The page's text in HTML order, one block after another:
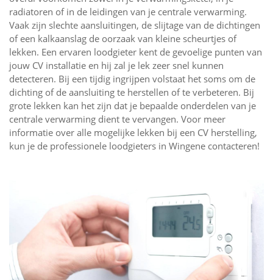
radiatoren of in de leidingen van je centrale verwarming.
Vaak zijn slechte aansluitingen, de slijtage van de dichtingen
of een kalkaanslag de oorzaak van kleine scheurtjes of
lekken. Een ervaren loodgieter kent de gevoelige punten van
jouw CV installatie en hij zal je lek zeer snel kunnen
detecteren. Bij een tijdig ingrijpen volstaat het soms om de
dichting of de aansluiting te herstellen of te verbeteren. Bij
grote lekken kan het zijn dat je bepaalde onderdelen van je
centrale verwarming dient te vervangen. Voor meer
informatie over alle mogelijke lekken bij een CV herstelling,
kun je de professionele loodgieters in Wingene contacteren!